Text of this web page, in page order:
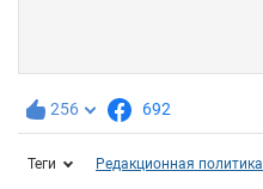
256 692
Теги Редакционная политика